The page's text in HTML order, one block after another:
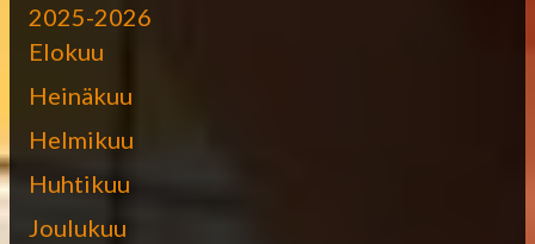
2025-2026
Elokuu
Heinäkuu
Helmikuu
Huhtikuu
Joulukuu